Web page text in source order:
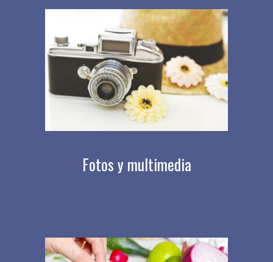
Fotos y multimedia